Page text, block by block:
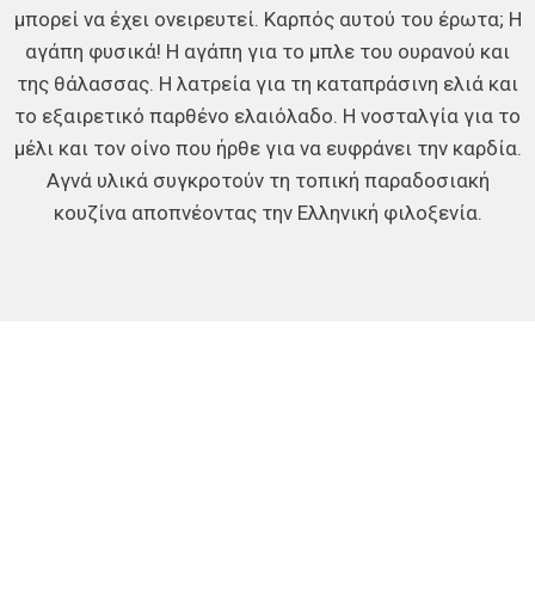
μπορεί να έχει ονειρευτεί. Καρπός αυτού του έρωτα; Η
αγάπη φυσικά! Η αγάπη για το μπλε του ουρανού και
της θάλασσας. Η λατρεία για τη καταπράσινη ελιά και
το εξαιρετικό παρθένο ελαιόλαδο. Η νοσταλγία για το
μέλι και τον οίνο που ήρθε για να ευφράνει την καρδία.
Αγνά υλικά συγκροτούν τη τοπική παραδοσιακή
κουζίνα αποπνέοντας την Ελληνική φιλοξενία.